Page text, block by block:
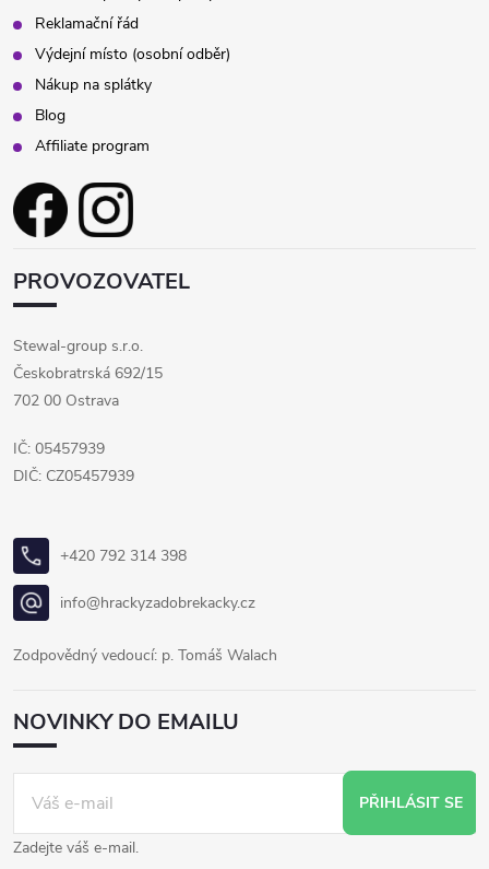
Reklamační řád
Výdejní místo (osobní odběr)
Nákup na splátky
Blog
Affiliate program
PROVOZOVATEL
Stewal-group s.r.o.
Českobratrská 692/15
702 00 Ostrava
IČ: 05457939
DIČ: CZ05457939
+420 792 314 398
info@hrackyzadobrekacky.cz
Zodpovědný vedoucí: p. Tomáš Walach
NOVINKY DO EMAILU
PŘIHLÁSIT SE
Zadejte váš e-mail.